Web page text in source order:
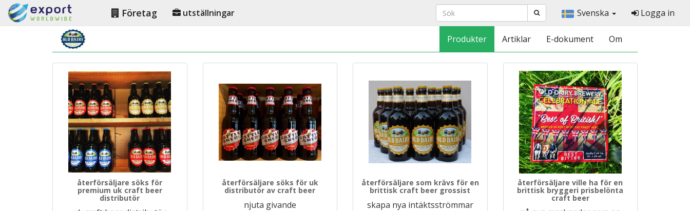
Företag utställningar Svenska Logga in
Produkter Artiklar E-dokument Om
återförsäljare söks för
premium uk craft beer
distributör
återförsäljare söks för uk
distributör av craft beer
njuta givande
återförsäljare som krävs för en
brittisk craft beer grossist
skapa nya intäktsströmmar
återförsäljare ville ha för en
brittisk bryggeri prisbelönta
craft beer